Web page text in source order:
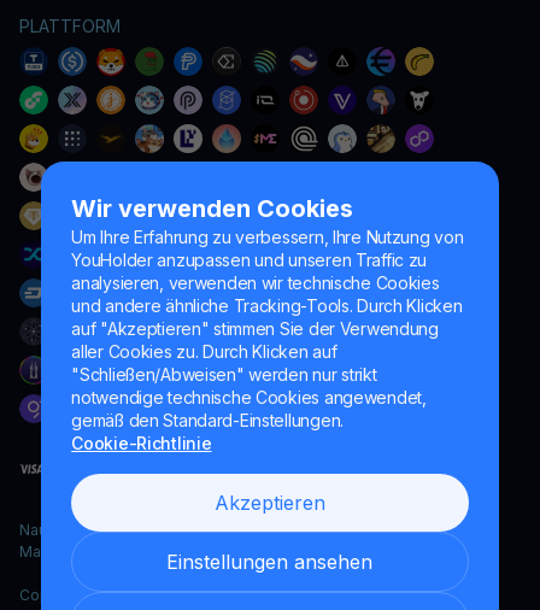
Wir verwenden Cookies
Um Ihre Erfahrung zu verbessern, Ihre Nutzung von
YouHolder anzupassen und unseren Traffic zu
analysieren, verwenden wir technische Cookies
und andere ähnliche Tracking-Tools. Durch Klicken
auf "Akzeptieren" stimmen Sie der Verwendung
aller Cookies zu. Durch Klicken auf
"Schließen/Abweisen" werden nur strikt
notwendige technische Cookies angewendet,
gemäß den Standard-Einstellungen.
Cookie-Richtlinie
Akzeptieren
Einstellungen ansehen
PLATTFORM
Naumard LTD. – ausschließlich für IT-Entwicklung, Forschung und
Marketingzwecke
Copyright YouHodler, 2026.